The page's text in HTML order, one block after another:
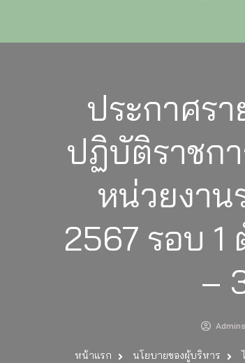
ประกาศร
ปฏิบัติราชก
หน่วยงาน
2567 รอบ
–
หน้าแรก นโยบายของผู้บริหาร